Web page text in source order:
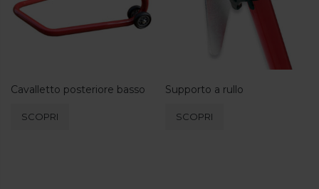
Cavalletto posteriore basso
SCOPRI
Supporto a rullo
SCOPRI